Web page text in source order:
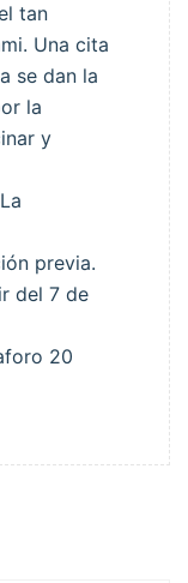
tan
Una cita
se dan la
la
y
previa.
del 7 de
20